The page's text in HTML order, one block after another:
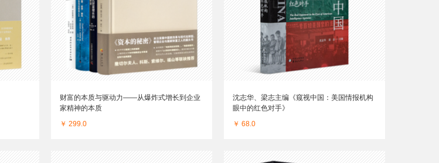
财富的本质与驱动力——从爆炸式增长到企业
家精神的本质
￥ 299.0
沈志华、梁志主编《窥视中国：美国情报机构
眼中的红色对手》
￥ 68.0